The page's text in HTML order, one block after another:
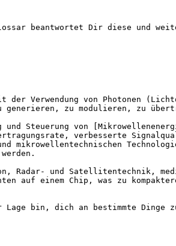
beantwortet Dir diese und
Verwendung von Photonen
generieren, zu modulieren, zu
Steuerung von
verbesserte
Radar- und Satellitentechnik,
auf einem Chip, was zu